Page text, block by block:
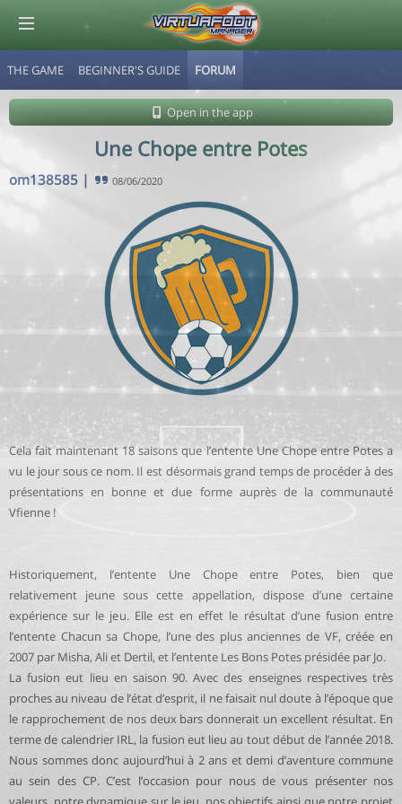
THE GAME BEGINNER'S GUIDE FORUM
Open in the app
Une Chope entre Potes
om138585 | 08/06/2020
Cela fait maintenant 18 saisons que l’entente Une Chope entre Potes a
vu le jour sous ce nom. Il est désormais grand temps de procéder à des
présentations en bonne et due forme auprès de la communauté
Vfienne !
Historiquement, l’entente Une Chope entre Potes, bien que
relativement jeune sous cette appellation, dispose d’une certaine
expérience sur le jeu. Elle est en effet le résultat d’une fusion entre
l’entente Chacun sa Chope, l’une des plus anciennes de VF, créée en
2007 par Misha, Ali et Dertil, et l’entente Les Bons Potes présidée par Jo.
La fusion eut lieu en saison 90. Avec des enseignes respectives très
proches au niveau de l’état d’esprit, il ne faisait nul doute à l’époque que
le rapprochement de nos deux bars donnerait un excellent résultat. En
terme de calendrier IRL, la fusion eut lieu au tout début de l’année 2018.
Nous sommes donc aujourd’hui à 2 ans et demi d’aventure commune
au sein des CP. C’est l’occasion pour nous de vous présenter nos
© Virtuafoot Manager by Aymeric Le Corre 202608061735